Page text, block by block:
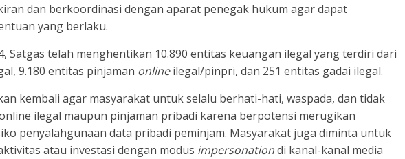
dan berkoordinasi dengan aparat penegak hukum agar dapat
yang berlaku.
Satgas telah menghentikan 10.890 entitas keuangan ilegal yang terdiri dari
9.180 entitas pinjaman onlineilegal/pinpri, dan 251 entitas gadai ilegal.
kembali agar masyarakat untuk selalu berhati-hati, waspada, dan tidak
ilegal maupun pinjaman pribadi karena berpotensi merugikan
penyalahgunaan data pribadi peminjam. Masyarakat juga diminta untuk
atau investasi dengan modus impersonationdi kanal-kanal media